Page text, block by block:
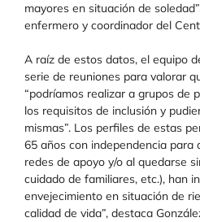
mayores en situación de
enfermero y coordinador del
A raíz de estos datos, el equipo
serie de reuniones para valorar
“podríamos realizar a grupos de
los requisitos de inclusión y
mismas”. Los perfiles de estas
65 años con independencia para
redes de apoyo y/o al quedarse
cuidado de familiares, etc.), han
envejecimiento en situación de
calidad de vida”, destaca